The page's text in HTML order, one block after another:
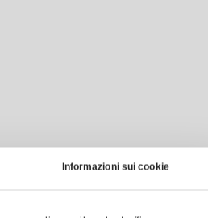
Informazioni sui cookie